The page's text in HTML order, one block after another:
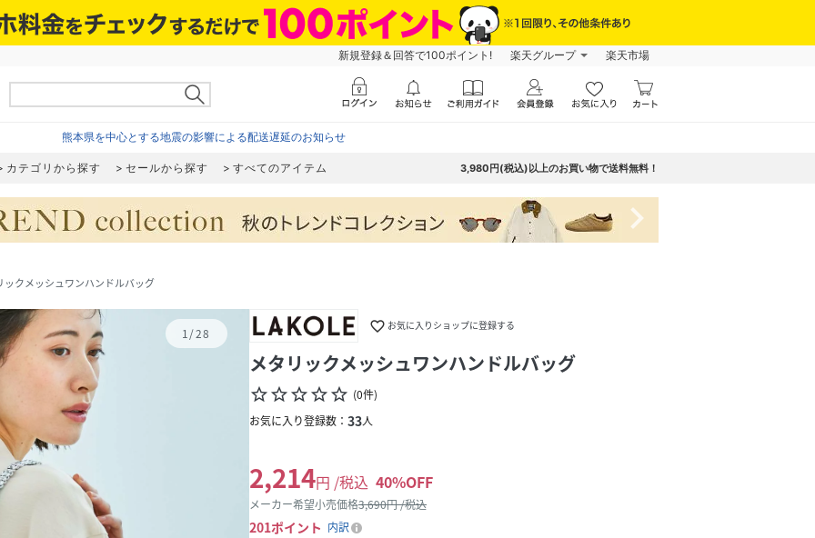
新規登録＆回答で100ポイント! 楽天グループ 楽天市場
熊本県を中心とする地震の影響による配送遅延のお知らせ
カテゴリから探す セールから探す すべてのアイテム 3,980円(税込)以上のお買い物で送料無料！
navigate_next
ックメッシュワンハンドルバッグ
1/28 favorite_border お気に入りショップに登録する
メタリックメッシュワンハンドルバッグ
star_borderstar_borderstar_borderstar_borderstar_border (0件)
お気に入り登録数： 33人
2,214円 /税込 40%OFF
メーカー希望小売価格3,690円 /税込
201ポイント 内訳